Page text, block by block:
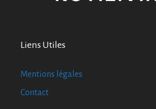
Liens Utiles
Mentions légales
Contact